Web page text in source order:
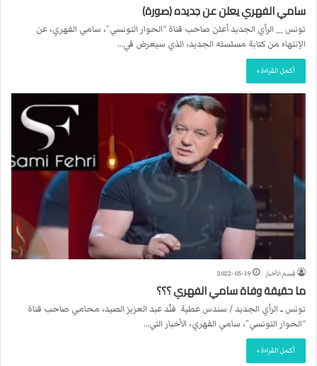
سامي الفهري يعلن عن جديده (صورة)
تونس __ الرأي الجديد أعلن صاحب قناة “الحوار التونسي”، سامي الفهري، عن
الإنتهاء من كتابة مسلسله الجديد، الذي سيعرض في…
أكمل القراءة »
قسم الأخبار 2022-05-19
ما حقيقة وفاة سامي الفهري ؟؟؟
تونس ــ الرأي الجديد / سندس عطية فنّد عبد العزيز الصيد، محامي صاحب قناة
“الحوار التونسي”، سامي الفهري، الأخبار التي…
أكمل القراءة »